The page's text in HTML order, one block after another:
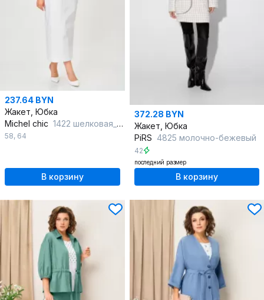
237.64 BYN
Жакет, Юбка
Michel chic 1422 шелковая_пудра
58, 64
В корзину
372.28 BYN
Жакет, Юбка
PiRS 4825 молочно-бежевый
42
последний размер
В корзину